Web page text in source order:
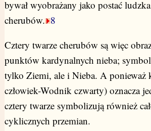
bywał wyobrażany jako postać
cherubów. 8
Cztery twarze cherubów są więc
punktów kardynalnych nieba;
tylko Ziemi, ale i Nieba. A ponieważ
człowiek-Wodnik czwarty) oznacza
cztery twarze symbolizują również
cyklicznych przemian.